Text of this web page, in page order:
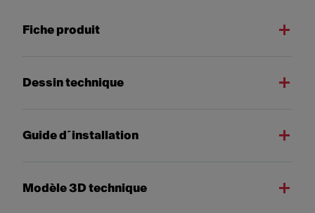
Fiche produit
Dessin technique
Guide d´installation
Modèle 3D technique